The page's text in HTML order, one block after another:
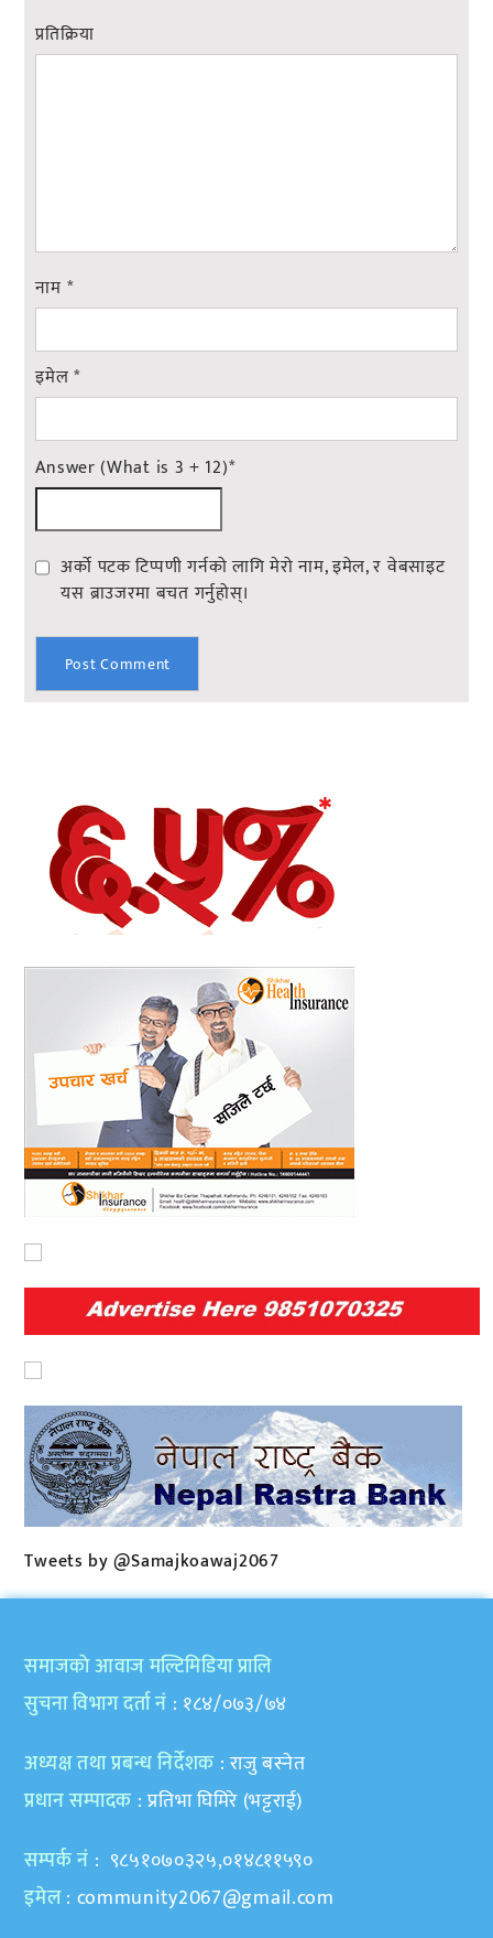
प्रतिक्रिया
नाम *
इमेल*
Answer (What is 3 + 12)*
अर्को पटक टिप्पणी गर्नको लागि मेरो नाम, इमेल, र वेबसाइट
यस ब्राउजरमा बचत गर्नुहोस्।
Tweets by @Samajkoawaj2067
समाजकाे आवाज मल्टिमिडिया प्रालि
सुचना विभाग दर्ता नं : १८४/०७३/७४
अध्यक्ष तथा प्रबन्ध निर्देशक : राजु बस्नेत
प्रधान सम्पादक : प्रतिभा घिमिरे (भट्टराई)
सम्पर्क नं : ९८५१०७०३२५,०१४८११५९०
इमेल: community2067@gmail.com